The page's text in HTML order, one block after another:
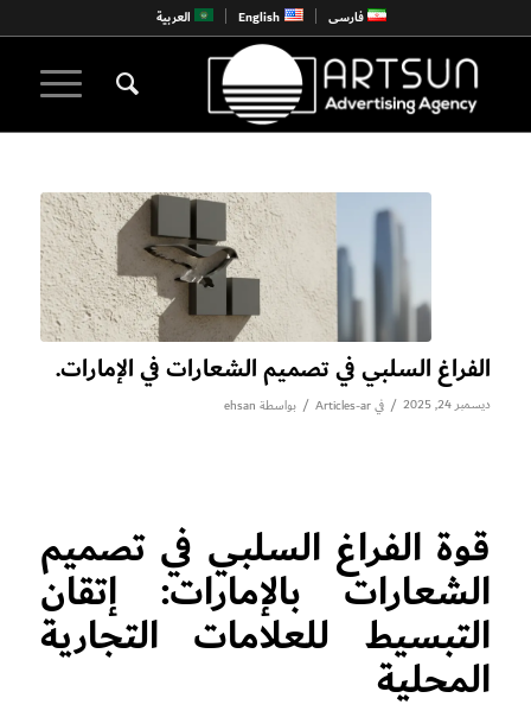
فارسی English العربية
الفراغ السلبي في تصميم الشعارات في الإمارات.
ديسمبر 24, 2025 / فيArticles-ar
/ بواسطة ehsan
قوة الفراغ السلبي في تصميم
الشعارات بالإمارات: إتقان
التبسيط للعلامات التجارية
المحلية